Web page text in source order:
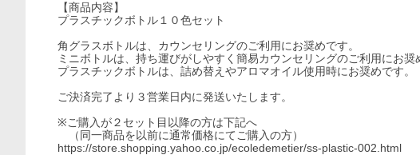
【商品内容】
プラスチックボトル１０色セット
角グラスボトルは、カウンセリングのご利用にお奨めです。
ミニボトルは、持ち運びがしやすく簡易カウンセリングのご利用にお奨
プラスチックボトルは、詰め替えやアロマオイル使用時にお奨めです。
ご決済完了より３営業日内に発送いたします。
※ご購入が２セット目以降の方は下記へ
（同一商品を以前に通常価格にてご購入の方）
https://store.shopping.yahoo.co.jp/ecoledemetier/ss-plastic-002.html